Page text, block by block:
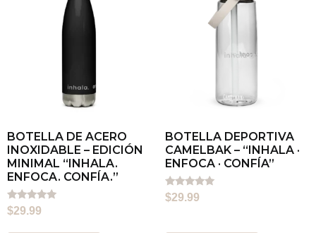
BOTELLA DE ACERO
INOXIDABLE – EDICIÓN
MINIMAL “INHALA.
ENFOCA. CONFÍA.”
Rated
5.00
$29.99
BOTELLA DEPORTIVA
CAMELBAK – “INHALA ·
ENFOCA · CONFÍA”
Rated
5.00
$29.99